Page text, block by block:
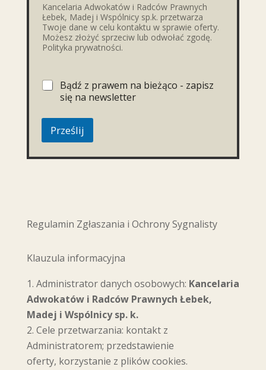
Kancelaria Adwokatów i Radców Prawnych
Łebek, Madej i Wspólnicy sp.k. przetwarza
Twoje dane w celu kontaktu w sprawie oferty.
Możesz złożyć sprzeciw lub odwołać zgodę.
Polityka prywatności.
Bądź z prawem na bieżąco - zapisz
się na newsletter
Prześlij
Regulamin Zgłaszania i Ochrony Sygnalisty
Klauzula informacyjna
Administrator danych osobowych: Kancelaria
Adwokatów i Radców Prawnych Łebek,
Madej i Wspólnicy sp. k.
Cele przetwarzania: kontakt z
Administratorem; przedstawienie
oferty, korzystanie z plików cookies.